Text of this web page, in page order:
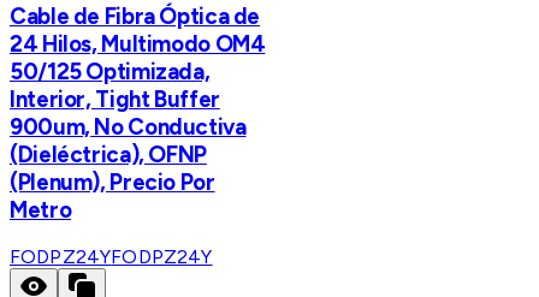
Cable de Fibra Óptica de
24 Hilos, Multimodo OM4
50/125 Optimizada,
Interior, Tight Buffer
900um, No Conductiva
(Dieléctrica), OFNP
(Plenum), Precio Por
Metro
FODPZ24YFODPZ24Y